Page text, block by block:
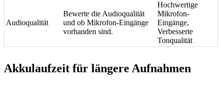
Audioqualität
Bewerte die Audioqualität
und ob Mikrofon-Eingänge
vorhanden sind.
Hochwertige
Mikrofon-
Eingänge,
Verbesserte
Tonqualität
Akkulaufzeit für längere Aufnahmen